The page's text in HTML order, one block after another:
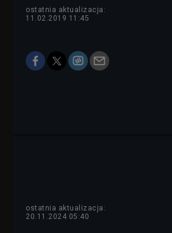
ostatnia aktualizacja:
11.02.2019 11:45
ostatnia aktualizacja:
20.11.2024 05:40